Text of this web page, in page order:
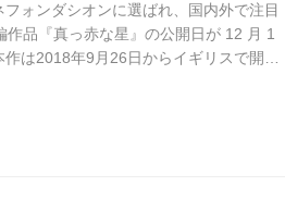
ォンダシオンに選ばれ、国内外で注目
品『真っ赤な星』の公開日が 12 月 1
は2018年9月26日からイギリスで開催
レア・ウィッチ・プロジェクト」や、
クション』、クリストファー・ノーラ